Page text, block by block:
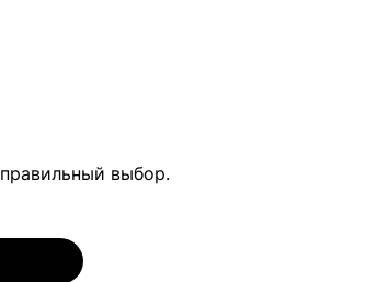
выбор.